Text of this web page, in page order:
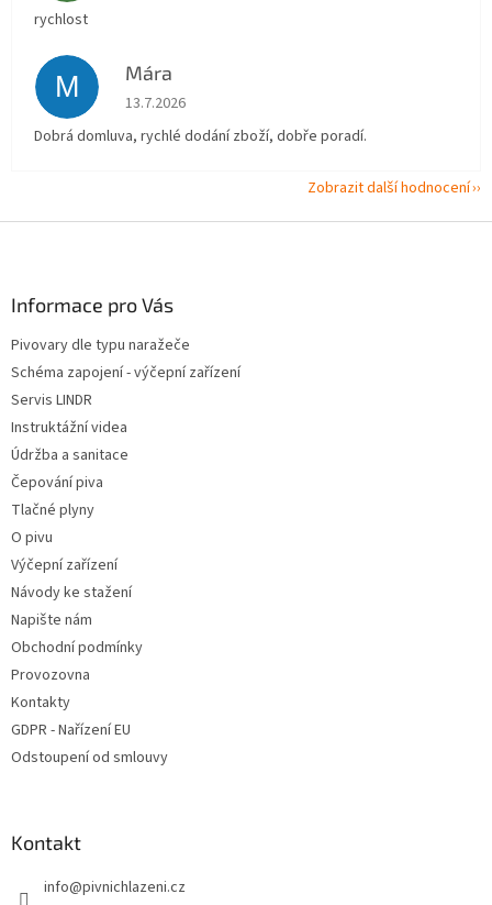
rychlost
M Mára
Hodnocení obchodu je 5 z 5 hvězdiček.
13.7.2026
Dobrá domluva, rychlé dodání zboží, dobře poradí.
Zobrazit další hodnocení
Informace pro Vás
Pivovary dle typu naražeče
Schéma zapojení - výčepní zařízení
Servis LINDR
Instruktážní videa
Údržba a sanitace
Čepování piva
Tlačné plyny
O pivu
Výčepní zařízení
Návody ke stažení
Napište nám
Obchodní podmínky
Provozovna
Kontakty
GDPR - Nařízení EU
Odstoupení od smlouvy
Kontakt
info@pivnichlazeni.cz